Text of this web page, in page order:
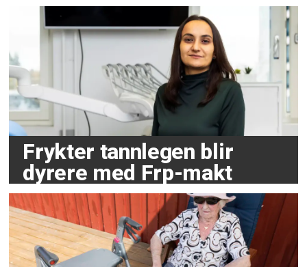
Frykter tannlegen blir
dyrere med Frp-makt